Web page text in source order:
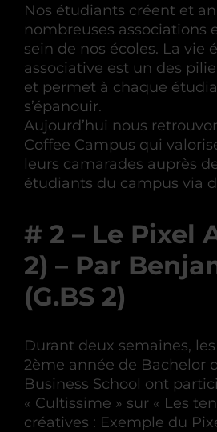
Nos étudiants créent et
nombreuses associations
sein de nos écoles. La vie
associative est un des
et permet à chaque
s’épanouir.
Aujourd’hui nous
Coffee Campus qui
leurs camarades auprès
étudiants du campus via
# 2 – Le Pixel
2) – Par
(G.BS 2)
Durant deux semaines,
2ème année de Bachelor
Business School ont
« Cultissime » sur « Les
créatives : Exemple du